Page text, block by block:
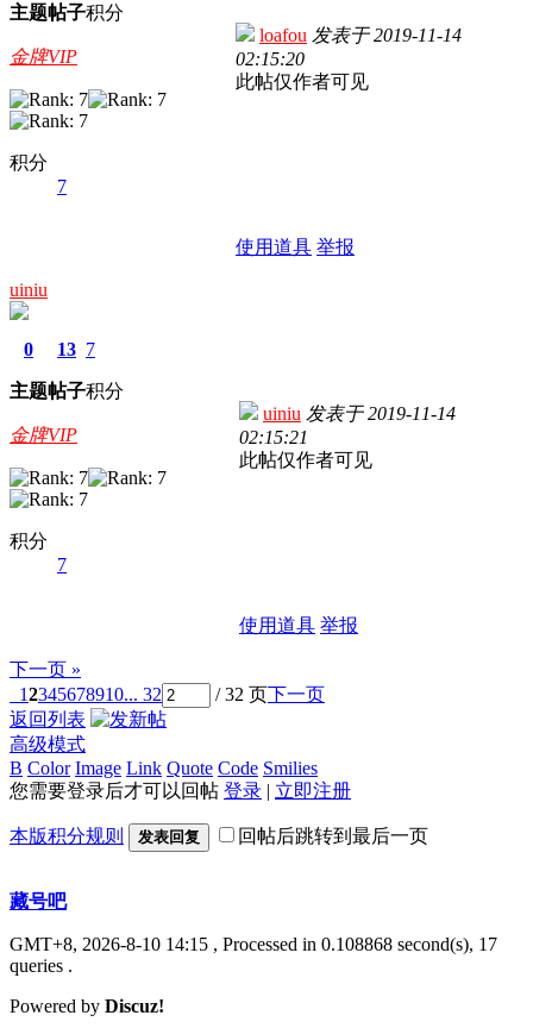
主题帖子积分
金牌VIP
积分
7
loafou 发表于2019-11-14
02:15:20
此帖仅作者可见
使用道具 举报
uiniu
0
主题
13
帖子
7
积分
金牌VIP
积分
7
uiniu 发表于2019-11-14
02:15:21
此帖仅作者可见
使用道具 举报
下一页 »
12345678910... 32 / 32 页下一页
返回列表
高级模式
B Color Image Link Quote Code Smilies
您需要登录后才可以回帖 登录 | 立即注册
本版积分规则 发表回复 回帖后跳转到最后一页
藏号吧
GMT+8, 2026-8-10 14:15 , Processed in 0.108868 second(s), 17
queries .
Powered by Discuz!